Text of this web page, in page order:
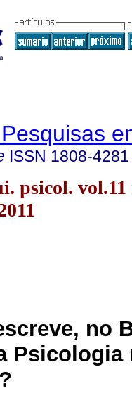
ISSN 1808-4281
psicol. vol.11
no
Psicologia